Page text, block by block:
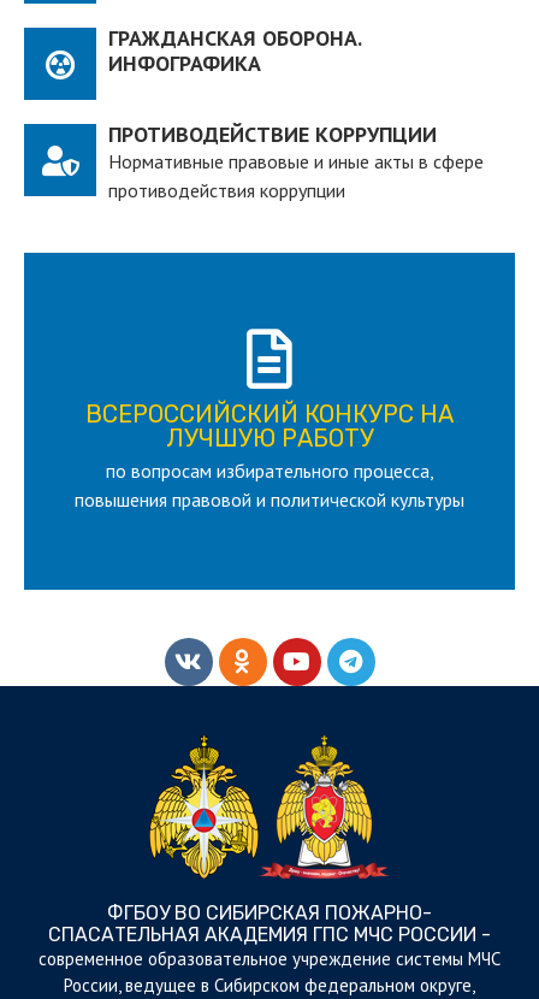
ГРАЖДАНСКАЯ ОБОРОНА.
ИНФОГРАФИКА
ПРОТИВОДЕЙСТВИЕ КОРРУПЦИИ
Нормативные правовые и иные акты в сфере
противодействия коррупции
ВСЕРОССИЙСКИЙ КОНКУРС НА
ЛУЧШУЮ РАБОТУ
по вопросам избирательного процесса,
повышения правовой и политической культуры
ВСЕРОССИЙСКИЙ КОНКУРС НА
ЛУЧШУЮ РАБОТУ
для лица старше 18 и моложе 35 лет
ПОДРОБНЕЕ
ФГБОУ ВО СИБИРСКАЯ ПОЖАРНО-
СПАСАТЕЛЬНАЯ АКАДЕМИЯ ГПС МЧС РОССИИ -
cовременное образовательное учреждение системы МЧС
России, ведущее в Сибирском федеральном округе,